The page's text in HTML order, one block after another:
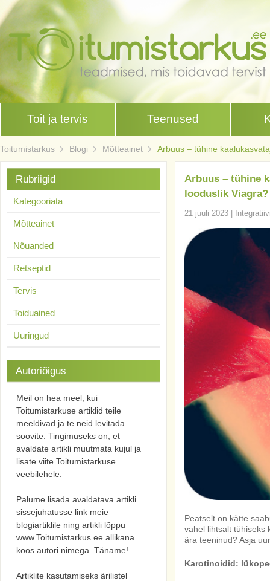
Toit ja tervis Teenused
Toitumistarkus Blogi Mõtteainet Arbuus – tühine
Arbuus – tühine
looduslik Viagra?
21 juuli 2023
Peatselt on kätte
vahel lihtsalt tühiseks
ära teeninud? Asja
Karotinoidid:
Rubriigid
Kategooriata
Mõtteainet
Nõuanded
Retseptid
Tervis
Toiduained
Uuringud
Autoriõigus
Meil on hea meel, kui
Toitumistarkuse artiklid teile
meeldivad ja te neid levitada
soovite. Tingimuseks on, et
avaldate artikli muutmata kujul ja
lisate viite Toitumistarkuse
veebilehele.
Palume lisada avaldatava artikli
sissejuhatusse link meie
blogiartiklile ning artikli lõppu
www.Toitumistarkus.ee allikana
koos autori nimega. Täname!
Artiklite kasutamiseks ärilistel